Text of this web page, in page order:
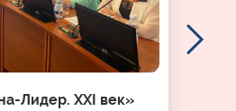
Лидер. XXI век»